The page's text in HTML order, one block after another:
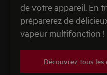
de votre appareil. En
préparerez de
vapeur multifonction !
Découvrez tous les